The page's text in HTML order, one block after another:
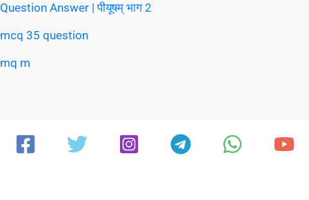
Question Answer | पीयूषम् भाग 2
mcq 35 question
mq m